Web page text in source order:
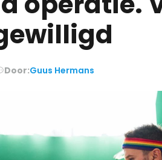
Door:Guus Hermans